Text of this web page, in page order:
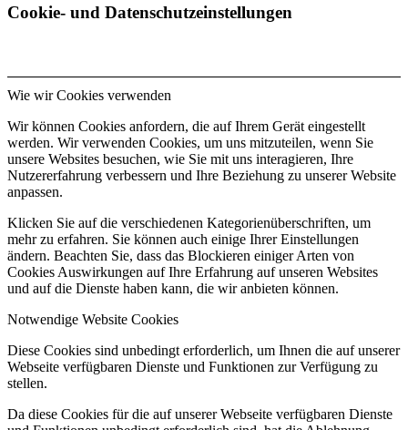
Cookie- und Datenschutzeinstellungen
Wie wir Cookies verwenden
Wir können Cookies anfordern, die auf Ihrem Gerät eingestellt
werden. Wir verwenden Cookies, um uns mitzuteilen, wenn Sie
unsere Websites besuchen, wie Sie mit uns interagieren, Ihre
Nutzererfahrung verbessern und Ihre Beziehung zu unserer Website
anpassen.
Klicken Sie auf die verschiedenen Kategorienüberschriften, um
mehr zu erfahren. Sie können auch einige Ihrer Einstellungen
ändern. Beachten Sie, dass das Blockieren einiger Arten von
Cookies Auswirkungen auf Ihre Erfahrung auf unseren Websites
und auf die Dienste haben kann, die wir anbieten können.
Notwendige Website Cookies
Diese Cookies sind unbedingt erforderlich, um Ihnen die auf unserer
Webseite verfügbaren Dienste und Funktionen zur Verfügung zu
stellen.
Da diese Cookies für die auf unserer Webseite verfügbaren Dienste